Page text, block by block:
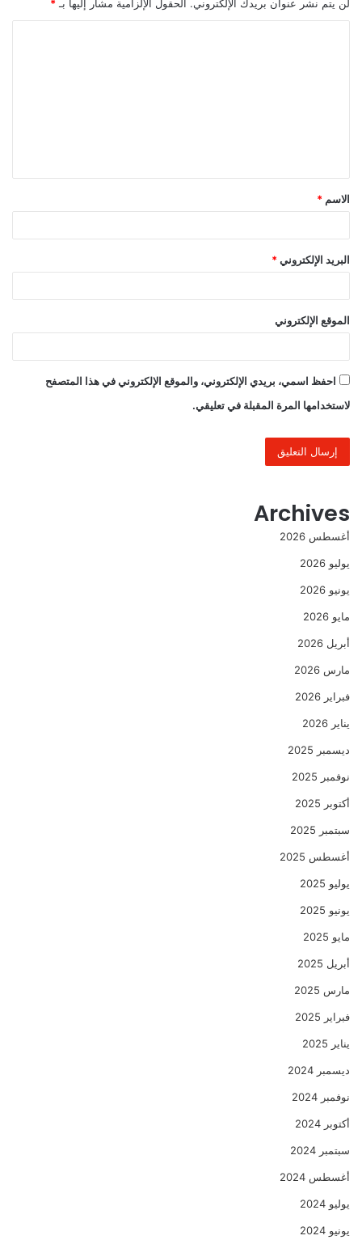
لن يتم نشر عنوان بريدك الإلكتروني. الحقول الإلزامية مشار إليها بـ *
ق
*
الاسم *
البريد الإلكتروني *
الموقع الإلكتروني
احفظ اسمي، بريدي الإلكتروني، والموقع الإلكتروني في هذا المتصفح
لاستخدامها المرة المقبلة في تعليقي.
Archives
أغسطس 2026
يوليو 2026
يونيو 2026
مايو 2026
أبريل 2026
مارس 2026
فبراير 2026
يناير 2026
ديسمبر 2025
نوفمبر 2025
أكتوبر 2025
سبتمبر 2025
أغسطس 2025
يوليو 2025
يونيو 2025
مايو 2025
أبريل 2025
مارس 2025
فبراير 2025
يناير 2025
ديسمبر 2024
نوفمبر 2024
أكتوبر 2024
سبتمبر 2024
أغسطس 2024
يوليو 2024
يونيو 2024